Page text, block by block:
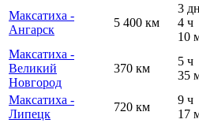
Максатиха -
Ангарск
5 400 км
3
4 ч
10
Максатиха -
Великий
Новгород
370 км
5 ч
35
Максатиха -
Липецк
720 км
9 ч
17